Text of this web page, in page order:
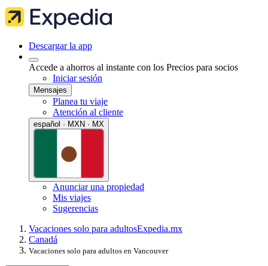
Descargar la app
Accede a ahorros al instante con los Precios para socios
Iniciar sesión
Mensajes
Planea tu viaje
Atención al cliente
español · MXN · MX
Anunciar una propiedad
Mis viajes
Sugerencias
Vacaciones solo para adultosExpedia.mx
Canadá
Vacaciones solo para adultos en Vancouver